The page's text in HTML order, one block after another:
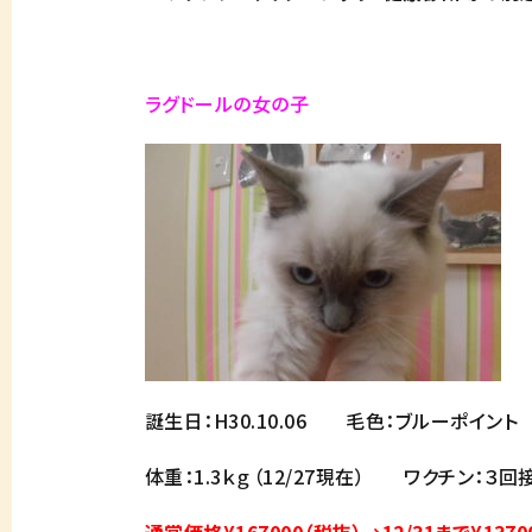
ラグドールの女の子
誕生日：H30.10.06 毛色：ブルーポイント
体重：1.3ｋｇ（12/27現在） ワクチン：３回